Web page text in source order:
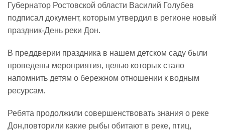
Учитель года
Противодействие коррупции
Реализация соц заказа
Напишите нам
Губернатор Ростовской области Василий Голубев
подписал документ, которым утвердил в регионе новый
праздник-День реки Дон.
В преддверии праздника в нашем детском саду были
проведены мероприятия, целью которых стало
напомнить детям о бережном отношении к водным
ресурсам.
Ребята продолжили совершенствовать знания о реке
Дон,повторили какие рыбы обитают в реке, птиц,